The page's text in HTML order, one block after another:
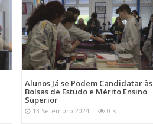
Alunos Já se Podem Candidatar às
Bolsas de Estudo e Mérito Ensino
Superior
13 Setembro 2024 0 K